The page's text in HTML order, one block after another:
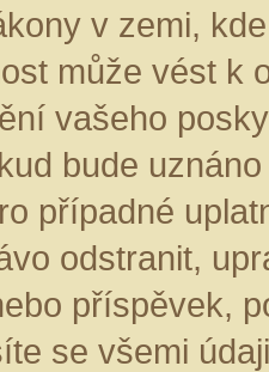
v zemi,
může vést k
vašeho
bude
případné
odstranit,
příspěvek,
se všemi